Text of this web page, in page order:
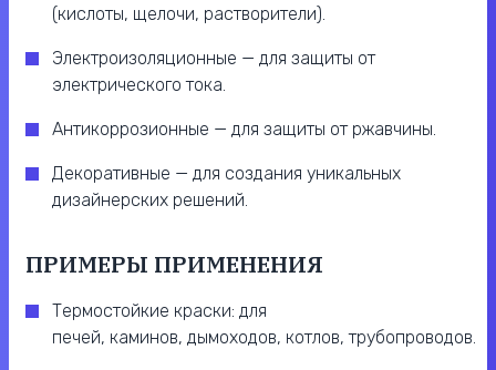
(кислоты, щелочи, растворители).
Электроизоляционные — для защиты от
электрического тока.
Антикоррозионные — для защиты от ржавчины.
Декоративные — для создания уникальных
дизайнерских решений.
ПРИМЕРЫ ПРИМЕНЕНИЯ
Термостойкие краски: для
печей, каминов, дымоходов, котлов, трубопроводов.